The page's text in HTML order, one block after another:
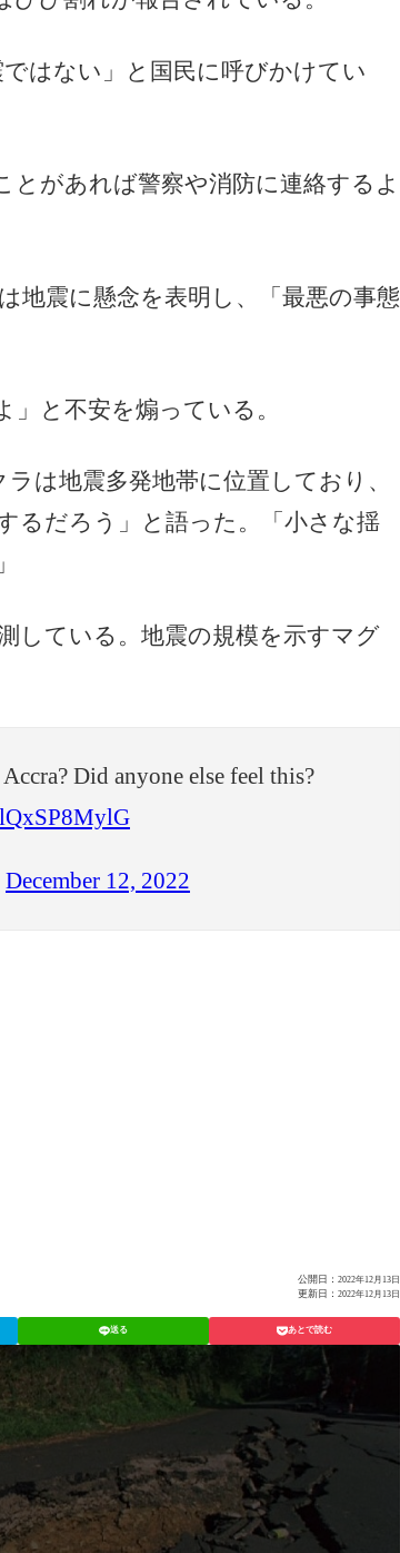
はない」と国民に呼びかけてい
とがあれば警察や消防に連絡するよ
地震に懸念を表明し、「最悪の事態
と不安を煽っている。
は地震多発地帯に位置しており、
るだろう」と語った。「小さな揺
している。地震の規模を示すマグ
Did anyone else feel this?
December 12, 2022
公開日： 2022年12月13日
更新日： 2022年12月13日
送る あとで読む